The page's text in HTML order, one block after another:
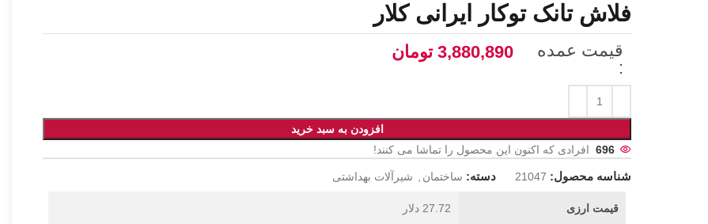
فلاش تانک توکار ایرانی کلار
قیمت عمده
:
3,880,890 تومان
افزودن به سبد خرید
696 افرادی که اکنون این محصول را تماشا می کنند!
شناسه محصول: 21047 دسته: ساختمان شیرآلات بهداشتی
قیمت ارزی 27.72 دلار